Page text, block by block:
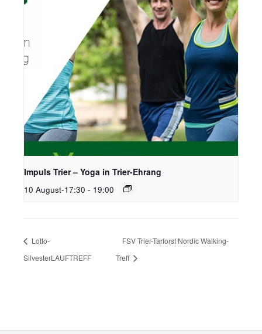
Impuls Trier – Yoga in Trier-Ehrang
10 August-17:30 - 19:00
Lotto-
SilvesterLAUFTREFF
FSV Trier-Tarforst Nordic Walking-
Treff